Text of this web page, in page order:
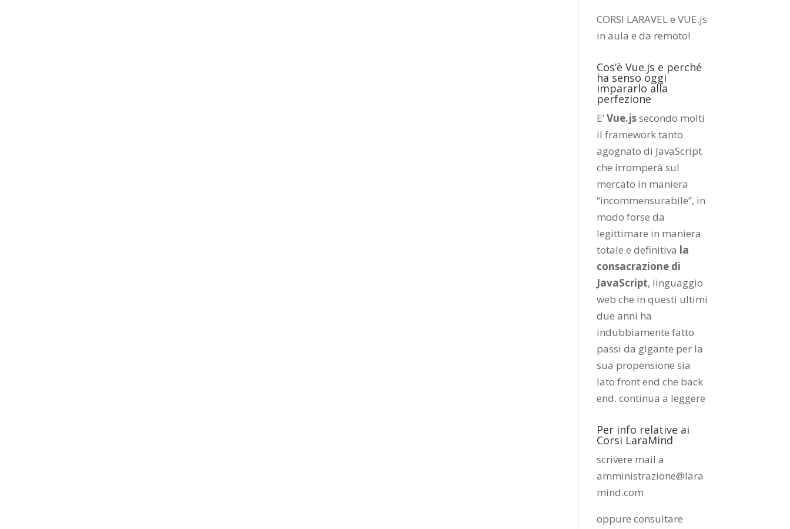
CORSI LARAVEL e VUE.js
in aula e da remoto!
Cos’è Vue.js e perché
ha senso oggi
impararlo alla
perfezione
E’Vue.jssecondo molti
il framework tanto
agognato di JavaScript
che irromperà sul
mercato in maniera
“incommensurabile”, in
modo forse da
legittimare in maniera
totale e definitiva la
consacrazione di
JavaScript, linguaggio
web che in questi ultimi
due anni ha
indubbiamente fatto
passi da gigante per la
sua propensione sia
lato front end che back
end.continua a leggere
Per info relative ai
Corsi LaraMind
scrivere mail a
amministrazione@lara
mind.com
oppure consultare